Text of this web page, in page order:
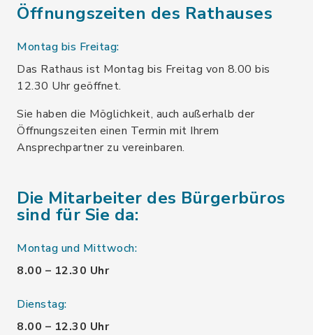
Öffnungszeiten des Rathauses
Montag bis Freitag:
Das Rathaus ist Montag bis Freitag von 8.00 bis
12.30 Uhr geöffnet.
Sie haben die Möglichkeit, auch außerhalb der
Öffnungszeiten einen Termin mit Ihrem
Ansprechpartner zu vereinbaren.
Die Mitarbeiter des Bürgerbüros
sind für Sie da:
Montag und Mittwoch:
8.00 – 12.30 Uhr
Dienstag:
8.00 – 12.30 Uhr